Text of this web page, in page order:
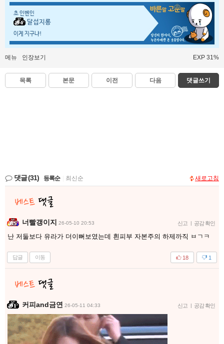
초 인벤인
달섭지롱
이게 지구냐!
메뉴 인장보기 EXP 31%
목록 본문 이전 다음 댓글쓰기
댓글(31) 등록순 최신순 새로고침
너빨갱이지 26-05-10 20:53 신고 | 공감 확인
난 저둘보다 유라가 더이뻐보였는데 흰피부 자본주의 하제까직 ㅂㄱㅋ
답글 이동 1
18
커피and금연 26-05-11 04:33 신고 | 공감 확인